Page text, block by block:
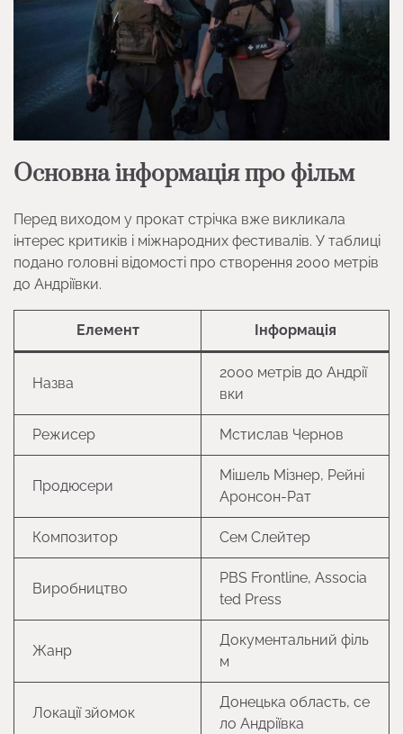
Основна інформація про фільм
Перед виходом у прокат стрічка вже викликала
інтерес критиків і міжнародних фестивалів. У таблиці
подано головні відомості про створення 2000 метрів
до Андріївки.
Елемент Інформація
Назва
2000 метрів до Андрії
вки
Режисер Мстислав Чернов
Продюсери
Мішель Мізнер, Рейні
Аронсон-Рат
Композитор Сем Слейтер
Виробництво
PBS Frontline, Associa
ted Press
Жанр
Документальний філь
м
Локації зйомок
Донецька область, се
ло Андріївка